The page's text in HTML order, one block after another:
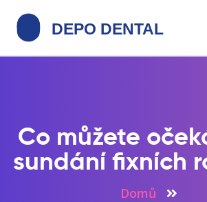
Co můžete
sundání fixních
Domů